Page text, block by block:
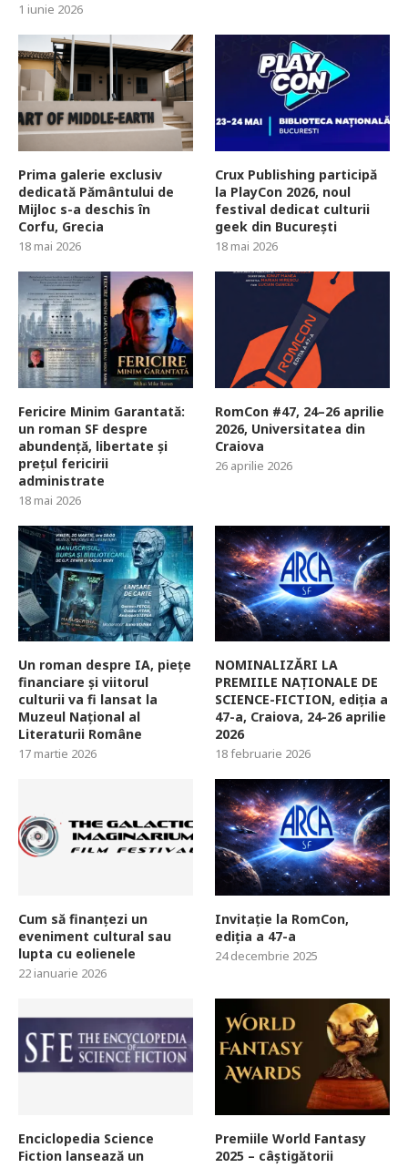
1 iunie 2026
Prima galerie exclusiv
dedicată Pământului de
Mijloc s-a deschis în
Corfu, Grecia
18 mai 2026
Crux Publishing participă
la PlayCon 2026, noul
festival dedicat culturii
geek din București
18 mai 2026
Fericire Minim Garantată:
un roman SF despre
abundență, libertate și
prețul fericirii
administrate
18 mai 2026
RomCon #47, 24–26 aprilie
2026, Universitatea din
Craiova
26 aprilie 2026
Un roman despre IA, piețe
financiare și viitorul
culturii va fi lansat la
Muzeul Național al
Literaturii Române
17 martie 2026
NOMINALIZĂRI LA
PREMIILE NAȚIONALE DE
SCIENCE-FICTION, ediția a
47-a, Craiova, 24-26 aprilie
2026
18 februarie 2026
Cum să finanțezi un
eveniment cultural sau
lupta cu eolienele
22 ianuarie 2026
Invitație la RomCon,
ediția a 47-a
24 decembrie 2025
Enciclopedia Science
Fiction lansează un
Premiile World Fantasy
2025 – câștigătorii